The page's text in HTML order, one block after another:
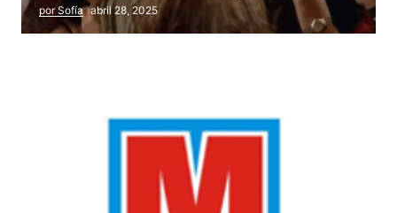
por Sofía abril 28, 2025